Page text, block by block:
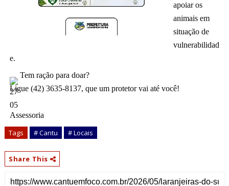
apoiar os
animais em
situação de
vulnerabilidad
e.
Tem ração para doar?
Ligue (42) 3635-8137, que um protetor vai até você!
Assessoria
Tags # Cantu # Locais
Share This